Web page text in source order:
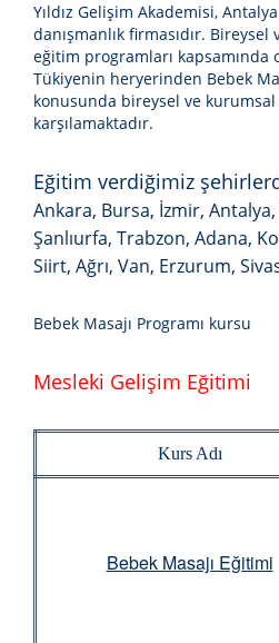
Yıldız Gelişim Akademisi,
danışmanlık firmasıdır.
eğitim programları
Tükiyenin heryerinden Bebek
konusunda bireysel ve kurumsal
karşılamaktadır.
Eğitim verdiğimiz
Ankara, Bursa, İzmir,
Şanlıurfa, Trabzon, Adana,
Siirt, Ağrı, Van, Erzurum,
Bebek Masajı Programı kursu
Mesleki Gelişim Eğitimi
Kurs Adı
Bebek Masajı Eğitimi